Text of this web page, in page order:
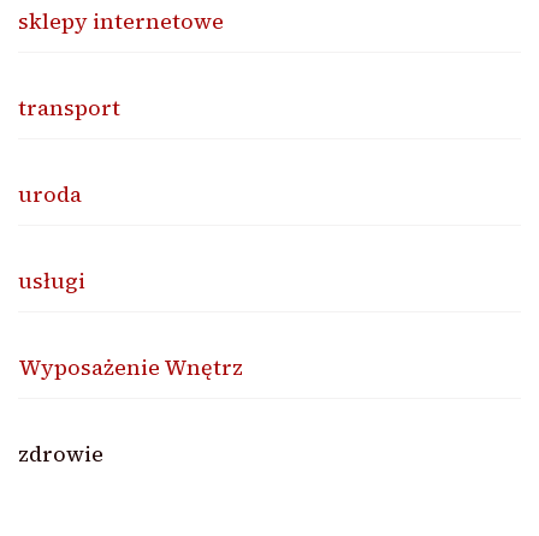
sklepy internetowe
transport
uroda
usługi
Wyposażenie Wnętrz
zdrowie